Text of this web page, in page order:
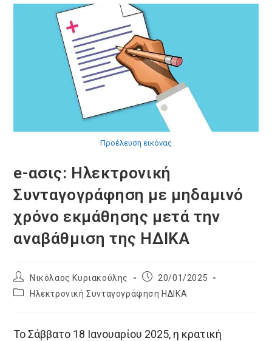
Προέλευση εικόνας
e-ασις: Ηλεκτρονική
Συνταγογράφηση με μηδαμινό
χρόνο εκμάθησης μετά την
αναβάθμιση της ΗΔΙΚΑ
Post
author:
Νικόλαος Κυριακούλης
Post20/01/2025
PostΗλεκτρονική Συνταγογράφηση ΗΔΙΚΑ
Το Σάββατο 18 Ιανουαρίου 2025, η κρατική